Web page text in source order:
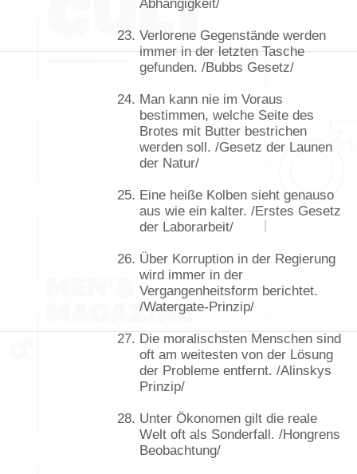
Abhängigkeit/
Verlorene Gegenstände werden
immer in der letzten Tasche
gefunden. /Bubbs Gesetz/
Man kann nie im Voraus
bestimmen, welche Seite des
Brotes mit Butter bestrichen
werden soll. /Gesetz der Launen
der Natur/
Eine heiße Kolben sieht genauso
aus wie ein kalter. /Erstes Gesetz
der Laborarbeit/
Über Korruption in der Regierung
wird immer in der
Vergangenheitsform berichtet.
/Watergate-Prinzip/
Die moralischsten Menschen sind
oft am weitesten von der Lösung
der Probleme entfernt. /Alinskys
Prinzip/
Unter Ökonomen gilt die reale
Welt oft als Sonderfall. /Hongrens
Beobachtung/